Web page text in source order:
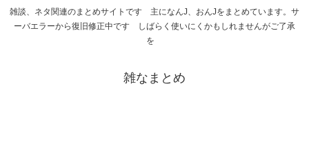
雑談、ネタ関連のまとめサイトです 主になんJ、おんJをまとめています。サ
ーバエラーから復旧修正中です しばらく使いにくかもしれませんがご了承
を
雑なまとめ